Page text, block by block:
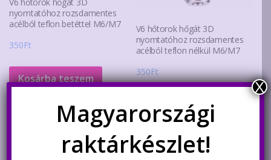
nyomtatóhoz rozsdamentes
acélból teflon betéttel M6/M7
350Ft
Kosárba teszem
V6 hőtorok hőgát 3D
nyomtatóhoz rozsdamentes
acélból teflon nélkül M6/M7
350Ft
Kosárba teszem
Magyarországi
raktárkészlet!
X